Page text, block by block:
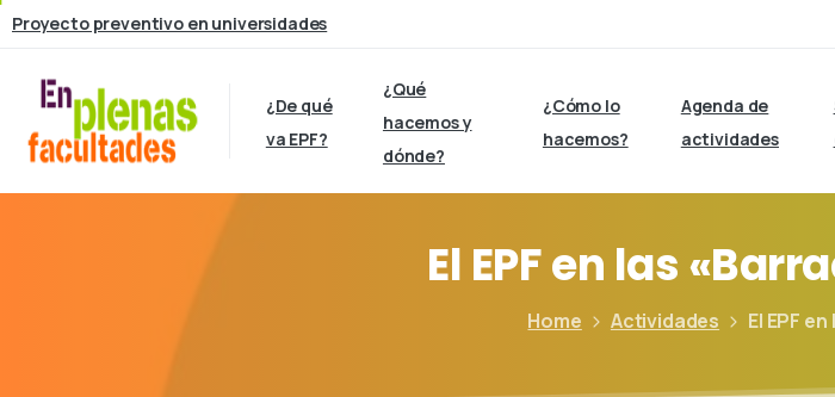
Proyecto preventivo en universidades
¿De qué
va EPF?
¿Qué
hacemos y
dónde?
¿Cómo lo
hacemos?
Agenda de
actividades
El EPFen las
Home Actividades El EPF